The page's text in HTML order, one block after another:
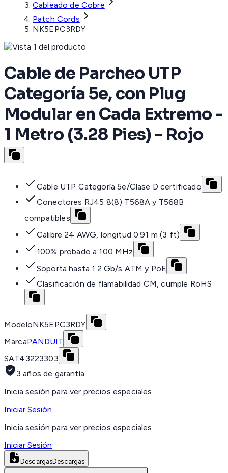
Cableado de Cobre
Patch Cords
NK5EPC3RDY
Cable de Parcheo UTP
Categoría 5e, con Plug
Modular en Cada Extremo -
1 Metro (3.28 Pies) - Rojo
Cable UTP Categoría 5e/Clase D certificado
Conectores RJ45 8(8) T568A y T568B
compatibles
Calibre 24 AWG, longitud 0.91 m (3 ft)
100% probado a 100 MHz
Soporta hasta 1.2 Gb/s ATM y PoE
Clasificación de flamabilidad CM, cumple RoHS
ModeloNK5EPC3RDY
MarcaPANDUIT
SAT43223303
3 años de garantía
Inicia sesión para ver precios especiales
Iniciar Sesión
Inicia sesión para ver precios especiales
Iniciar Sesión
DescargasDescargas